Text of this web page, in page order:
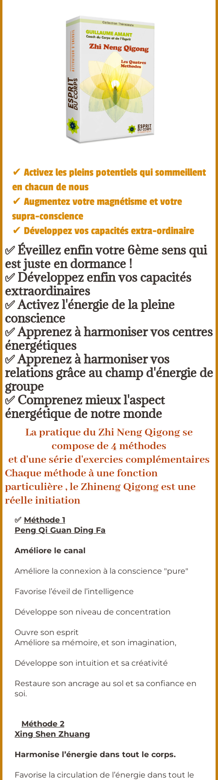
✔︎ Activez les pleins potentiels qui sommeillent
en chacun de nous
✔︎ Augmentez votre magnétisme et votre
supra-conscience
✔︎ Développez vos capacités extra-ordinaire
✅ Éveillez enfin votre 6ème sens qui
est juste en dormance !
✅ Développez enfin vos capacités
extraordinaires
✅ Activez l'énergie de la pleine
conscience
✅ Apprenez à harmoniser vos centres
énergétiques
✅ Apprenez à harmoniser vos
relations grâce au champ d'énergie de
groupe
✅ Comprenez mieux l'aspect
énergétique de notre monde
La pratique du Zhi Neng Qigong se
compose de 4 méthodes
et d'une série d'exercies complémentaires
Chaque méthode à une fonction
particulière , le Zhineng Qigong est une
réelle initiation
✅ Méthode 1
Peng Qi Guan Ding Fa
Améliore le canal
Améliore la connexion à la conscience "pure"
Favorise l’éveil de l’intelligence
Développe son niveau de concentration
Ouvre son esprit
Améliore sa mémoire, et son imagination,
Développe son intuition et sa créativité
Restaure son ancrage au sol et sa confiance en
soi.
Méthode 2
Xing Shen Zhuang
Harmonise l’énergie dans tout le corps.
Favorise la circulation de l’énergie dans tout le